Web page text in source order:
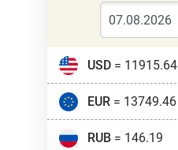
USD= 11915.64
EUR= 13749.46
RUB= 146.19